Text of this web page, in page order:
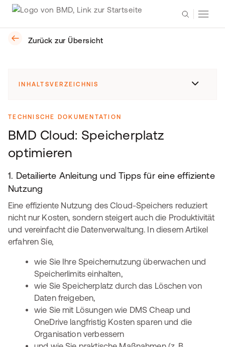
Zurück zur Übersicht
INHALTSVERZEICHNIS
TECHNISCHE DOKUMENTATION
BMD Cloud: Speicherplatz
optimieren
1. Detailierte Anleitung und Tipps für eine effiziente
Nutzung
Eine effiziente Nutzung des Cloud-Speichers reduziert
nicht nur Kosten, sondern steigert auch die Produktivität
und vereinfacht die Datenverwaltung. In diesem Artikel
erfahren Sie,
wie Sie Ihre Speichernutzung überwachen und
Speicherlimits einhalten,
wie Sie Speicherplatz durch das Löschen von
Daten freigeben,
wie Sie mit Lösungen wie DMS Cheap und
OneDrive langfristig Kosten sparen und die
Organisation verbessern